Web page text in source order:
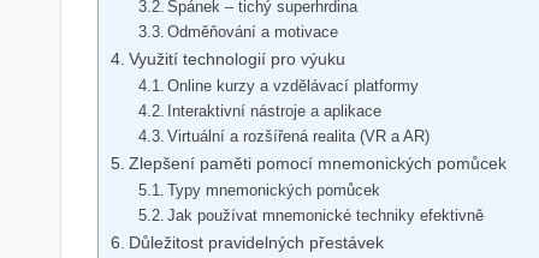
Spánek – tichý superhrdina
Odměňování a motivace
Využití technologií pro výuku
Online kurzy a vzdělávací platformy
Interaktivní nástroje a aplikace
Virtuální a rozšířená realita (VR a AR)
Zlepšení paměti pomocí mnemonických pomůcek
Typy mnemonických pomůcek
Jak používat mnemonické techniky efektivně
Důležitost pravidelných přestávek